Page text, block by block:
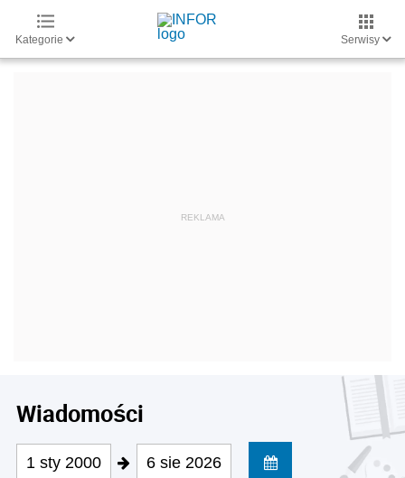
Kategorie Serwisy
Wiadomości
1 sty 2000 6 sie 2026